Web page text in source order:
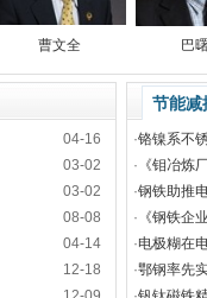
李强 史
04-16
03-02
03-02
08-08
04-14
12-18
节能减
·铬镍系不
· 《钼冶炼
·钢铁助推
· 《钢铁企
·电极糊在
·鄂钢率先